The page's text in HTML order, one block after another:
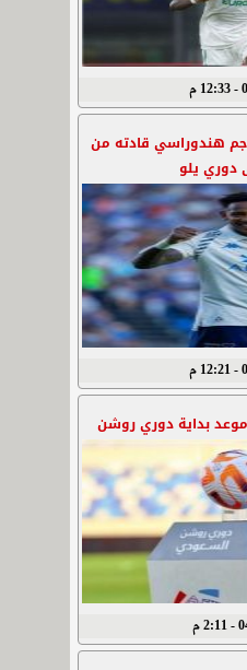
هندوراسي قادته من
دوري يلو
م